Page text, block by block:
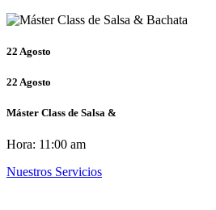
22 Agosto
22 Agosto
Máster Class de Salsa &
Hora: 11:00 am
Nuestros Servicios